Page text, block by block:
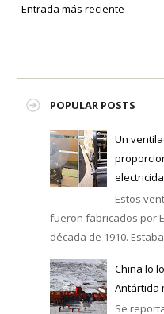
Entrada más reciente
POPULAR POSTS
Un
Estos
fueron fabricados por
década de 1910.
China lo
Antártida
Se